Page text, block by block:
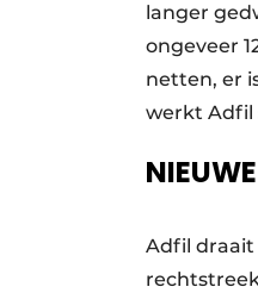
langer
ongeveer
netten, er
werkt Adfil
Adfil draait